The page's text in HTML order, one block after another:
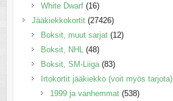
White Dwarf (16)
Jääkiekkokortit (27426)
Boksit, muut sarjat (12)
Boksit, NHL (48)
Boksit, SM-Liiga (83)
Irtokortit jääkiekko (voit myös tarjota)
1999 ja vanhemmat (538)